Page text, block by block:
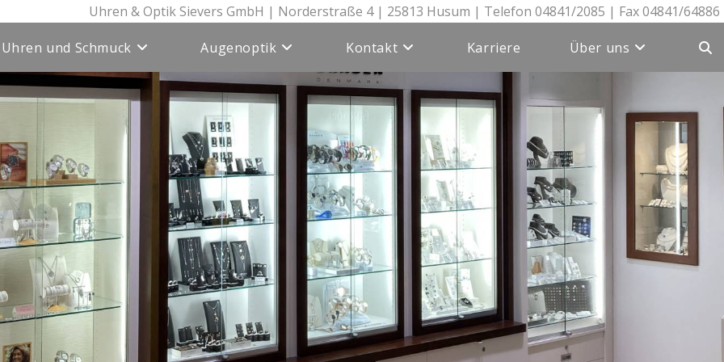
Uhren & Optik Sievers GmbH | Norderstraße 4 | 25813 Husum | Telefon 04841/2085 | Fax 04841/64886
Uhren und Schmuck Augenoptik Kontakt Karriere Über uns